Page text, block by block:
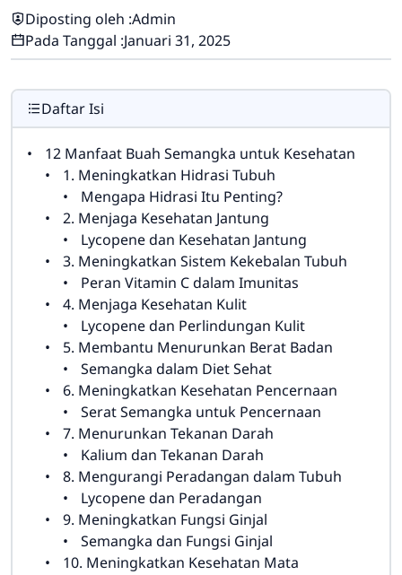
Diposting oleh :Admin
Pada Tanggal :Januari 31, 2025
Daftar Isi
12 Manfaat Buah Semangka untuk Kesehatan
1. Meningkatkan Hidrasi Tubuh
Mengapa Hidrasi Itu Penting?
2. Menjaga Kesehatan Jantung
Lycopene dan Kesehatan Jantung
3. Meningkatkan Sistem Kekebalan Tubuh
Peran Vitamin C dalam Imunitas
4. Menjaga Kesehatan Kulit
Lycopene dan Perlindungan Kulit
5. Membantu Menurunkan Berat Badan
Semangka dalam Diet Sehat
6. Meningkatkan Kesehatan Pencernaan
Serat Semangka untuk Pencernaan
7. Menurunkan Tekanan Darah
Kalium dan Tekanan Darah
8. Mengurangi Peradangan dalam Tubuh
Lycopene dan Peradangan
9. Meningkatkan Fungsi Ginjal
Semangka dan Fungsi Ginjal
10. Meningkatkan Kesehatan Mata